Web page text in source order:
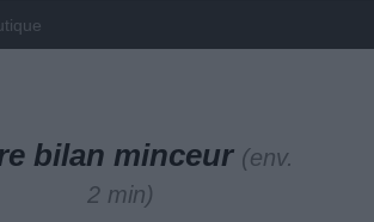
bilan minceur (env.
2 min)